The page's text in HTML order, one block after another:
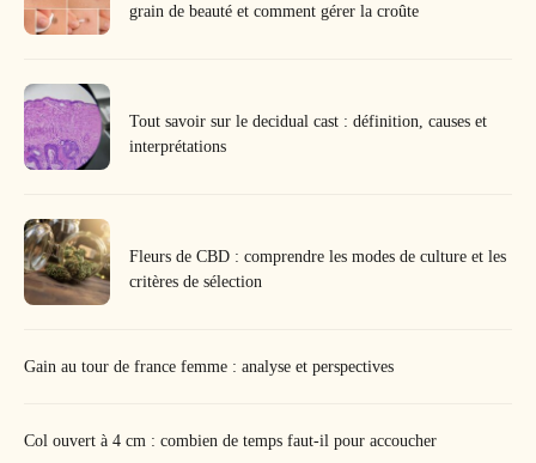
grain de beauté et comment gérer la croûte
Tout savoir sur le decidual cast : définition, causes et
interprétations
Fleurs de CBD : comprendre les modes de culture et les
critères de sélection
Gain au tour de france femme : analyse et perspectives
Col ouvert à 4 cm : combien de temps faut-il pour accoucher